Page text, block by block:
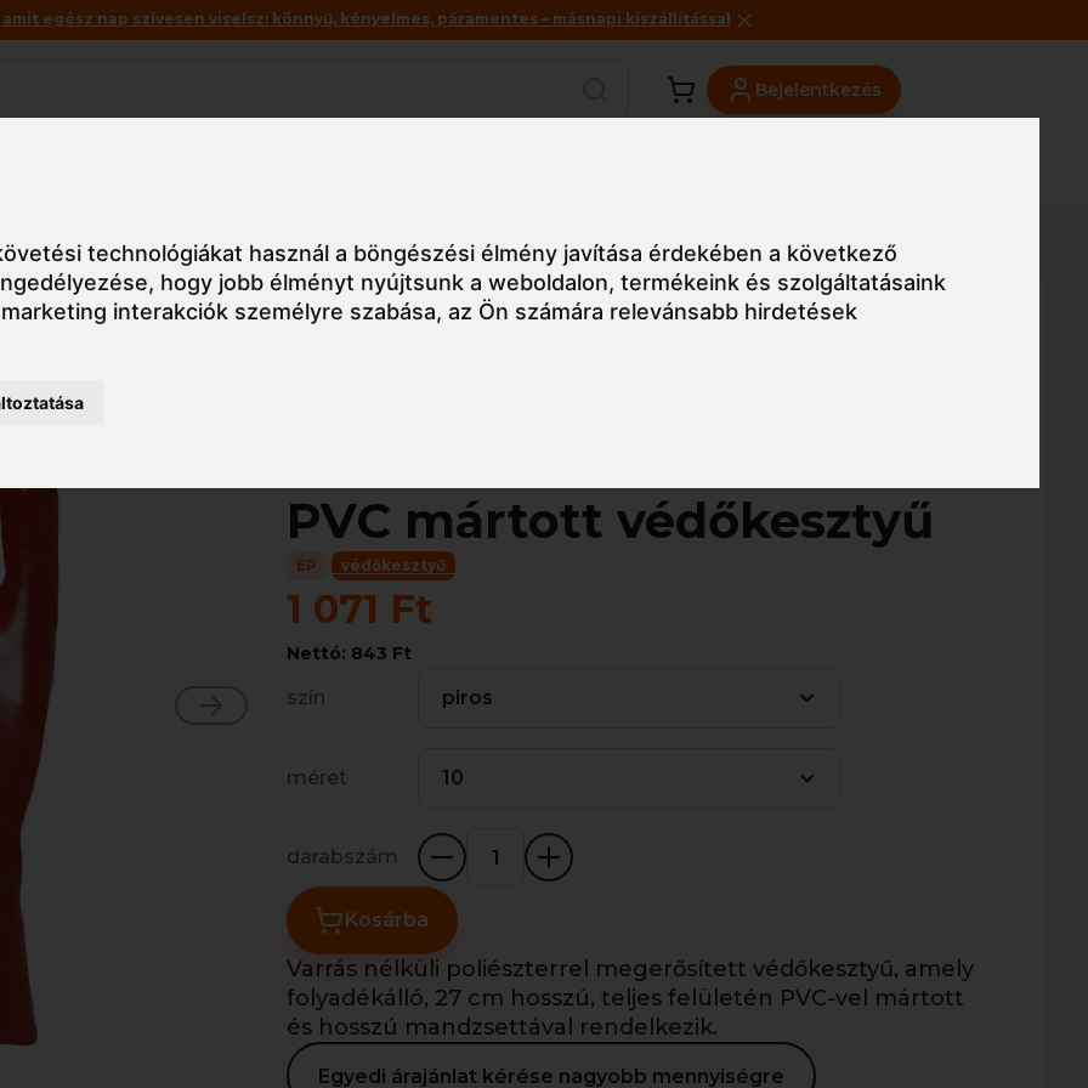
technológiákat használ a böngészési élmény javítása érdekében a következő
, hogy jobb élményt nyújtsunk a weboldalon,termékeink és szolgáltatásaink
interakciók személyre szabása,az Ön számára relevánsabb hirdetések
egész nap szívesen viselsz: könnyű, kényelmes, páramentes – másnapi kiszállítással
Bejelentkezés
PVC mártott védőkesztyű
EP védőkesztyű
1 071 Ft
Nettó: 843 Ft
szín piros
méret 10
darabszám
Kosárba
Varrás nélküli poliészterrel megerősített védőkesztyű, amely
folyadékálló, 27 cm hosszú, teljes felületén PVC-vel mártott
és hosszú mandzsettával rendelkezik.
Egyedi árajánlat kérése nagyobb mennyiségre